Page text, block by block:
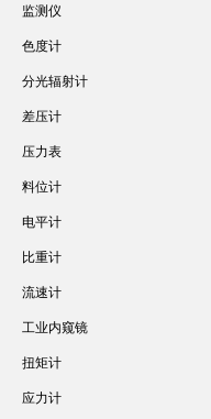
监测仪
色度计
分光辐射计
差压计
压力表
料位计
电平计
比重计
流速计
工业内窥镜
扭矩计
应力计